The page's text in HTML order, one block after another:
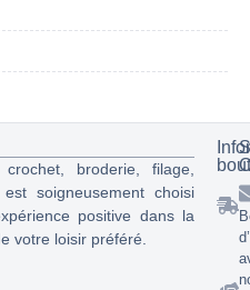
broderie, filage,
soigneusement choisi
positive dans la
votre loisir préféré.